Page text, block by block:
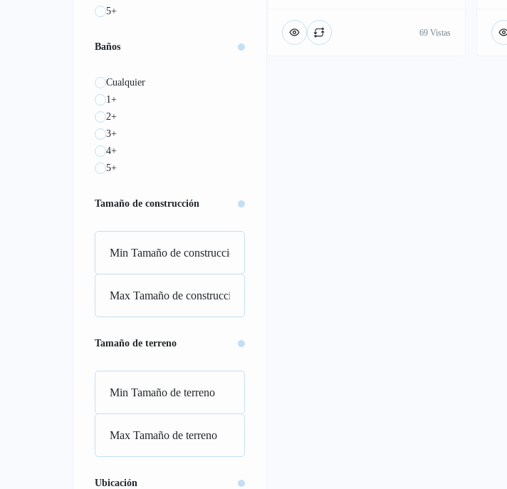
5+
Baños
Cualquier
1+
2+
3+
4+
5+
Tamaño de construcción
Tamaño de terreno
Ubicación
69 Vistas